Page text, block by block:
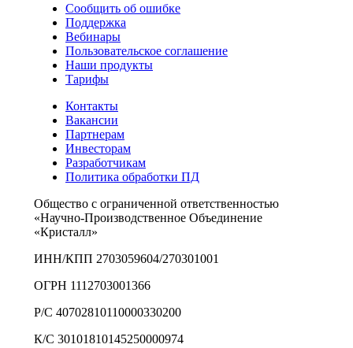
Сообщить об ошибке
Поддержка
Вебинары
Пользовательское соглашение
Наши продукты
Тарифы
Контакты
Вакансии
Партнерам
Инвесторам
Разработчикам
Политика обработки ПД
Общество с ограниченной ответственностью
«Научно-Производственное Объединение
«Кристалл»
ИНН/КПП 2703059604/270301001
ОГРН 1112703001366
Р/С 40702810110000330200
К/С 30101810145250000974